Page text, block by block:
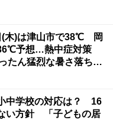
(木)は津山市で38℃ 岡
予想…熱中症対策
たん猛烈な暑さ落ち着
中学校の対応は？ 16
い方針 「子どもの居